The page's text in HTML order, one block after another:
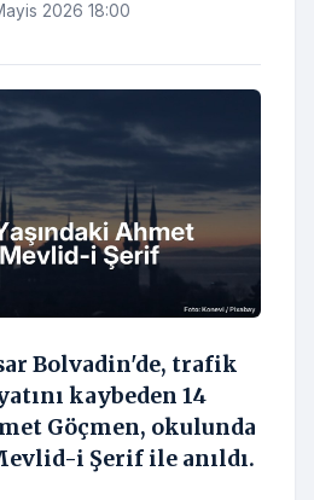
2026 18:00
Bolvadin'de, trafik
kaybeden 14
Göçmen, okulunda
i Şerif ile anıldı.